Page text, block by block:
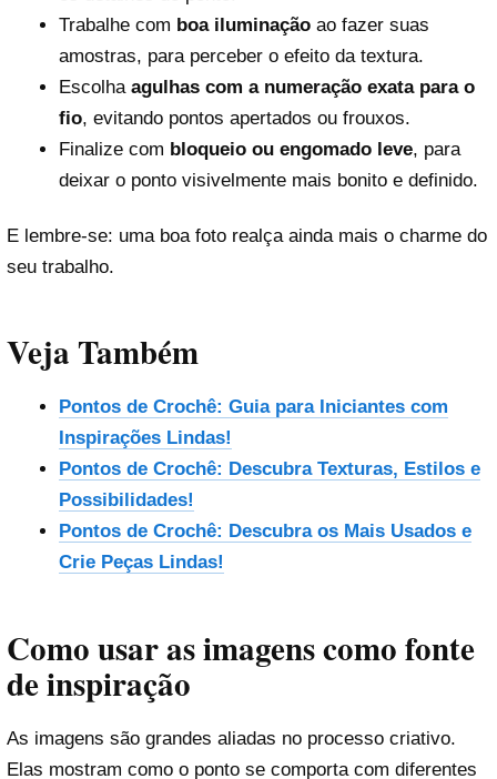
Trabalhe com boa iluminaçãoao fazer suas
amostras, para perceber o efeito da textura.
Escolha agulhas com a numeração exata para o
fio, evitando pontos apertados ou frouxos.
Finalize com bloqueio ou engomado leve, para
deixar o ponto visivelmente mais bonito e definido.
E lembre-se: uma boa foto realça ainda mais o charme do
seu trabalho.
Veja Também
Pontos de Crochê: Guia para Iniciantes com
Inspirações Lindas!
Pontos de Crochê: Descubra Texturas, Estilos e
Possibilidades!
Pontos de Crochê: Descubra os Mais Usados e
Crie Peças Lindas!
Como usar as imagens como fonte
de inspiração
As imagens são grandes aliadas no processo criativo.
Elas mostram como o ponto se comporta com diferentes